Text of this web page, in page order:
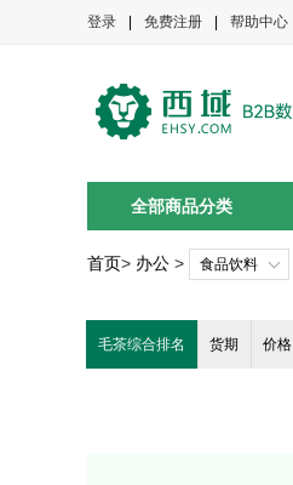
登录 免费注册 帮助中心
全部商品分类
首页> 办公 > 食品饮料
毛茶综合排名 货期 价格